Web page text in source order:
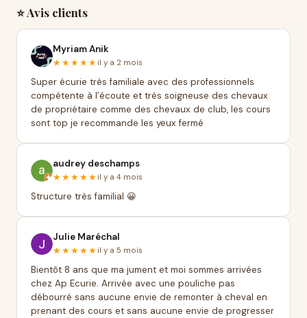
⭐ Avis clients
Myriam Anik
★★★★★ il y a 2 mois
Super écurie très familiale avec des professionnels
compétente à l’écoute et très soigneuse des chevaux
de propriétaire comme des chevaux de club, les cours
sont top je recommande les yeux fermé
audrey deschamps
★★★★★ il y a 4 mois
Structure très familial 😀
Julie Maréchal
★★★★★ il y a 5 mois
Bientôt 8 ans que ma jument et moi sommes arrivées
chez Ap Ecurie. Arrivée avec une pouliche pas
débourré sans aucune envie de remonter à cheval en
prenant des cours et sans aucune envie de progresser